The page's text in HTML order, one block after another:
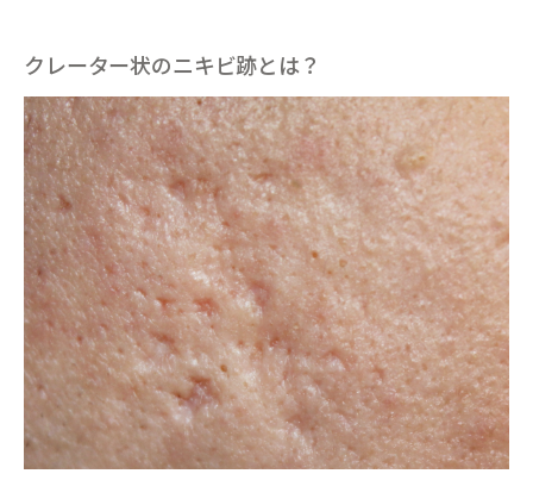
クレーター状のニキビ跡とは？